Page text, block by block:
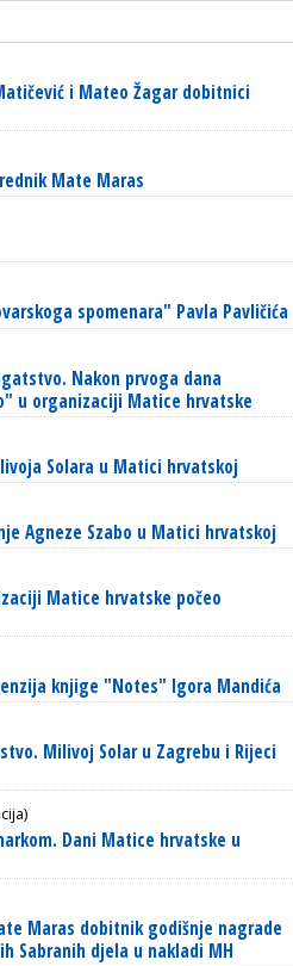
i Mateo Žagar dobitnici
Mate Maras
spomenara" Pavla Pavličića
Nakon prvoga dana
u organizaciji Matice hrvatske
Solara u Matici hrvatskoj
Agneze Szabo u Matici hrvatskoj
Matice hrvatske počeo
knjige "Notes" Igora Mandića
Milivoj Solar u Zagrebu i Rijeci
Dani Matice hrvatske u
Maras dobitnik godišnje nagrade
Sabranih djela u nakladi MH